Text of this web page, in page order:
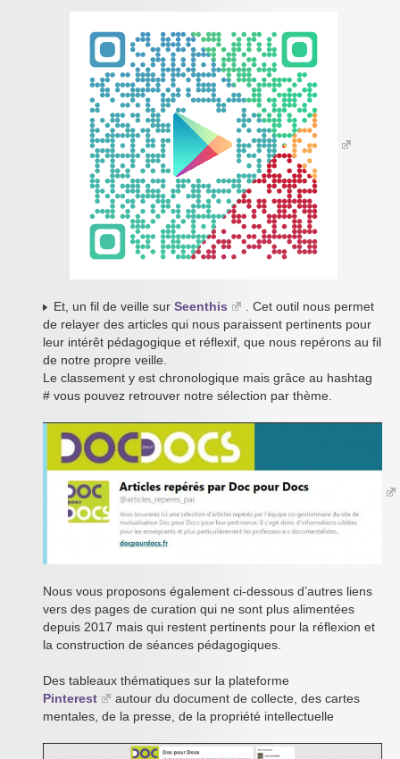
Et, un fil de veille sur Seenthis
. Cet outil nous permet
de relayer des articles qui nous paraissent pertinents pour
leur intérêt pédagogique et réflexif, que nous repérons au fil
de notre propre veille.
Le classement y est chronologique mais grâce au hashtag
# vous pouvez retrouver notre sélection par thème.
Nous vous proposons également ci-dessous d’autres liens
vers des pages de curation qui ne sont plus alimentées
depuis 2017 mais qui restent pertinents pour la réflexion et
la construction de séances pédagogiques.
Des tableaux thématiques sur la plateforme
Pinterest
autour du document de collecte, des cartes
mentales, de la presse, de la propriété intellectuelle